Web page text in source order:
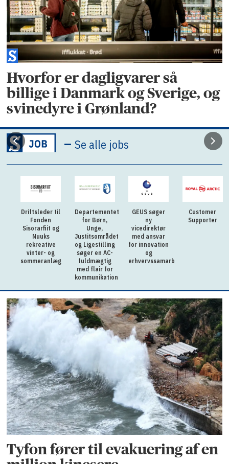
Hvorfor er dagligvarer så
billige i Danmark og Sverige, og
svinedyre i Grønland?
–Se alle jobs
Driftsleder til
Fonden
Sisorarfiit og
Nuuks
rekreative
vinter- og
sommeranlæg
Departementet
for Børn,
Unge,
Justitsområdet
og Ligestilling
søger en AC-
fuldmægtig
med flair for
kommunikation
GEUS søger
ny
vicedirektør
med ansvar
for innovation
og
erhvervssamarbejde
Customer
Supporter
Tyfon fører til evakuering af en